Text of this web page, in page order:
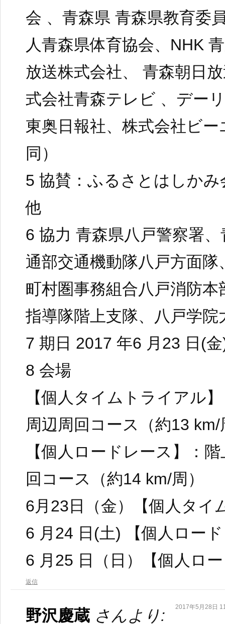
会 、青森県 青森県教育委
人青森県体育協会、NHK
放送株式会社、 青森朝日
式会社青森テレビ 、デー
東奥日報社、株式会社ビ
同）
5 協賛：ふるさとはしか
他
6 協力 青森県八戸警察署
通部交通機動隊八戸方面隊
町村圏事務組合八戸消防本
指導隊階上支隊、八戸学院
7 期日 2017 年6 月23 日(
8 会場
【個人タイムトライアル
周辺周回コース（約13 km/
【個人ロードレース】：
回コース（約14 km/周）
6月23日（金）【個人タイ
6 月24 日(土) 【個人ロー
6 月25 日（日）【個人ロ
返信
野沢慶蔵 さんより: 2017年5月28日